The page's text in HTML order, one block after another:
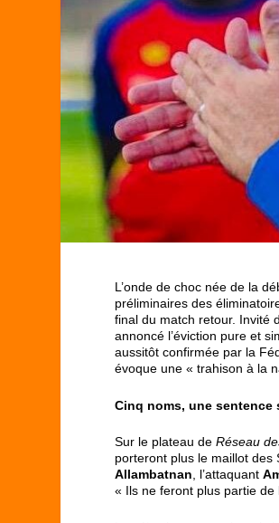
L’onde de choc née de la
préliminaires des
final du match retour. Invité
annoncé l’éviction pure et
aussitôt confirmée par la
évoque une « trahison à la
Cinq noms, une sentence
Sur le plateau deRéseau
porteront plus le maillot des
Allambatnan , l’attaquant
« Ils ne feront plus partie de